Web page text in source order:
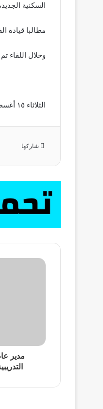
السكنية
مطالبا قيادة
وخلال اللقاء
الثلاثاء ١٥ أغسطس ٢٠٢٣
شاركها
مدير